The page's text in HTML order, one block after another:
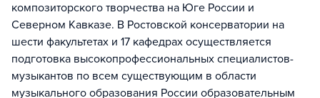
композиторского творчества на Юге России и
Северном Кавказе. В Ростовской консерватории на
шести факультетах и 17 кафедрах осуществляется
подготовка высокопрофессиональных специалистов-
музыкантов по всем существующим в области
музыкального образования России образовательным